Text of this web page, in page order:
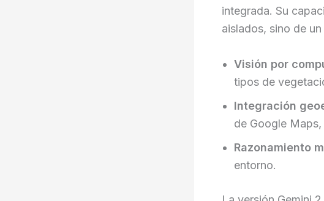
integrada. Su
aislados, sino de
Visión por
tipos de
Integración
de Google
Razonamiento
entorno.